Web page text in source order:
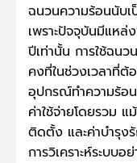
ฉนวนความร้อนนับ
เพราะปัจจุบันมีแหล่
ปีเท่านั้น การใช้ฉน
คงที่ในช่วงเวลาที่ต้
อุปกรณ์ทำความร้อ
ค่าใช้จ่ายโดยรวม แ
ติดตั้ง และค่าบำรุง
การวิเคราะห์ระบบ